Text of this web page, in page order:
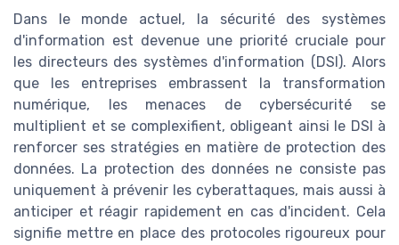
Dans le monde actuel, la sécurité des systèmes
d'information est devenue une priorité cruciale pour
les directeurs des systèmes d'information (DSI). Alors
que les entreprises embrassent la transformation
numérique, les menaces de cybersécurité se
multiplient et se complexifient, obligeant ainsi le DSI à
renforcer ses stratégies en matière de protection des
données. La protection des données ne consiste pas
uniquement à prévenir les cyberattaques, mais aussi à
anticiper et réagir rapidement en cas d'incident. Cela
signifie mettre en place des protocoles rigoureux pour